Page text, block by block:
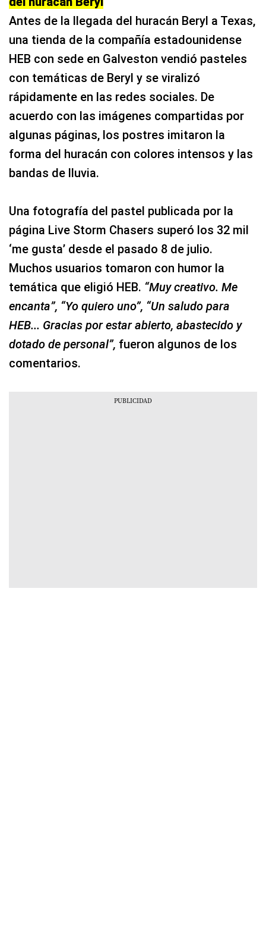
Antes de la llegada del huracán Beryl a Texas,
una tienda de la compañía estadounidense
HEB con sede en Galveston vendió pasteles
con temáticas de Beryl y se viralizó
rápidamente en las redes sociales. De
acuerdo con las imágenes compartidas por
algunas páginas, los postres imitaron la
forma del huracán con colores intensos y las
bandas de lluvia.
Una fotografía del pastel publicada por la
página Live Storm Chasers superó los 32 mil
‘me gusta’ desde el pasado 8 de julio.
Muchos usuarios tomaron con humor la
temática que eligió HEB. “Muy creativo. Me
encanta”, “Yo quiero uno”, “Un saludo para
HEB... Gracias por estar abierto, abastecido y
dotado de personal”, fueron algunos de los
comentarios.